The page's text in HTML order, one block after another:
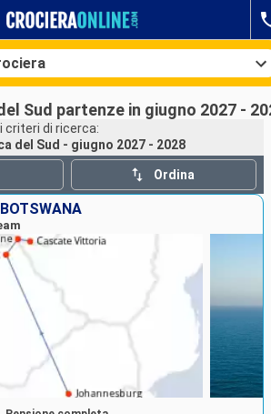
Ricerca
Sud partenze in giugno 2027 -
criteri di ricerca:
del Sud - giugno 2027 - 2028
Ordina